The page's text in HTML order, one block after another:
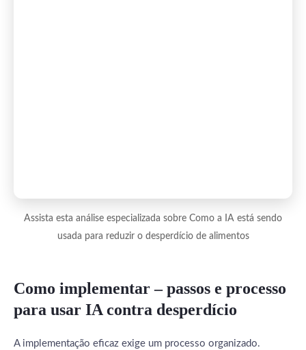
Assista esta análise especializada sobre Como a IA está sendo
usada para reduzir o desperdício de alimentos
Como implementar – passos e processo
para usar IA contra desperdício
A implementação eficaz exige um processo organizado.